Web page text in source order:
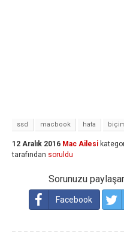
ssd macbook hata
12 Aralık 2016 Mac Ailesi
tarafından soruldu
Sorunuzu
Facebook